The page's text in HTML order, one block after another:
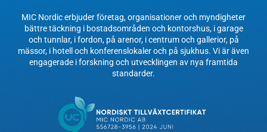
MIC Nordic erbjuder företag, organisationer och myndigheter
bättre täckning i bostadsområden och kontorshus, i garage
och tunnlar, i fordon, på arenor, i centrum och gallerior, på
mässor, i hotell och konferenslokaler och på sjukhus. Vi är även
engagerade i forskning och utvecklingen av nya framtida
standarder.